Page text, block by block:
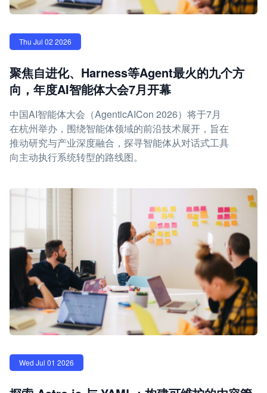
Thu Jul 02 2026
聚焦自进化、Harness等Agent最火的九个方
向，年度AI智能体大会7月开幕
中国AI智能体大会（AgenticAICon 2026）将于7月
在杭州举办，围绕智能体领域的前沿技术展开，旨在
推动研究与产业深度融合，探寻智能体从对话式工具
向主动执行系统转型的路线图。
Wed Jul 01 2026